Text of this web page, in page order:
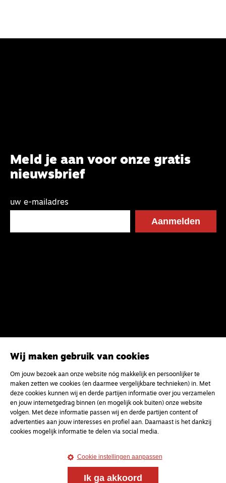
Meld je aan voor onze gratis
nieuwsbrief
uw e-mailadres
Magazine Onderweg
Onderweg is een platform voor ontmoeting, vorming
en gesprek voor christenen onderweg, in het bijzonder
voor de Nederlandse Gereformeerde Kerken.
NL46 INGB 0117 5827 86
Wij maken gebruik van cookies
Om jouw bezoek aan onze website nóg makkelijk en persoonlijker te
maken zetten we cookies (en daarmee vergelijkbare technieken) in. Met
deze cookies kunnen wij en derde partijen informatie over jou verzamelen
en jouw internetgedrag binnen (en mogelijk ook buiten) onze website
volgen. Met deze informatie passen wij en derde partijen content of
advertenties aan jouw interesses en profiel aan. Daarnaast is het dankzij
cookies mogelijk informatie te delen via social media.
Cookie instellingen aanpassen
Ik ga akkoord